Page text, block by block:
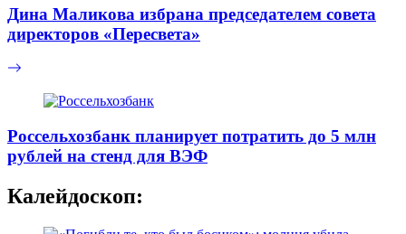
Дина Маликова избрана председателем совета
директоров «Пересвета»
Россельхозбанк планирует потратить до 5 млн
рублей на стенд для ВЭФ
Калейдоскоп: